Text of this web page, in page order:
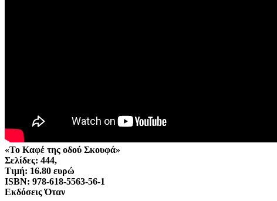
«Το Καφέ της οδού Σκουφά»
Σελίδες: 444,
Τιμή: 16.80 ευρώ
ISBN: 978-618-5563-56-1
Εκδόσεις Όταν